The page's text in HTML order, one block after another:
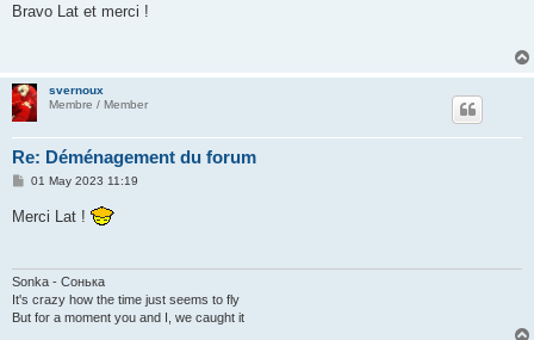
s
Bravo Lat et merci !
svernoux
Membre / Member
Re: Déménagement du forum
P
t
01 May 2023 11:19
Merci Lat !
Sonka - Сонька
It's crazy how the time just seems to fly
But for a moment you and I, we caught it